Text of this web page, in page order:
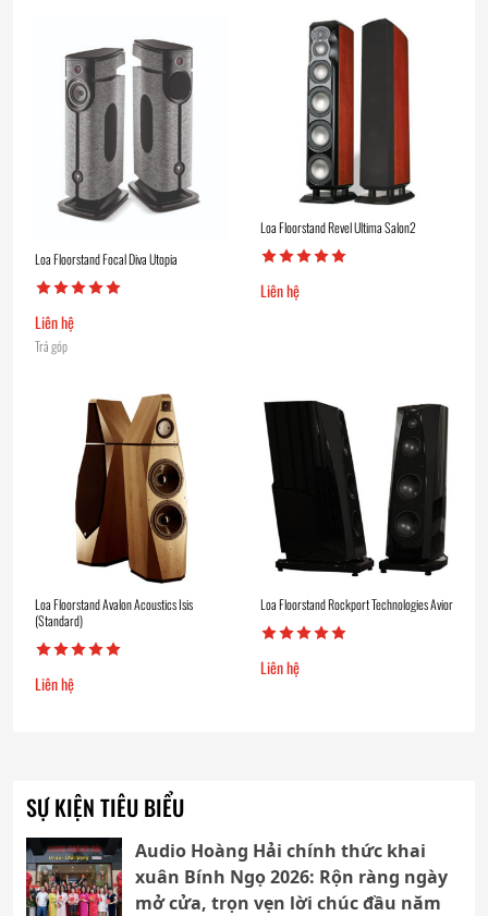
Loa Floorstand Focal Diva Utopia
Liên hệ
Trả góp
Loa Floorstand Revel Ultima Salon2
Liên hệ
Loa Floorstand Avalon Acoustics Isis
(Standard)
Liên hệ
Loa Floorstand Rockport Technologies Avior
Liên hệ
SỰ KIỆN TIÊU BIỂU
Audio Hoàng Hải chính thức khai
xuân Bính Ngọ 2026: Rộn ràng ngày
mở cửa, trọn vẹn lời chúc đầu năm